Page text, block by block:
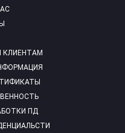
КЛИЕНТАМ
ПД